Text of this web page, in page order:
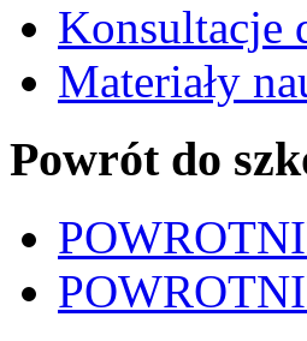
Konsultacje
Materiały
Powrót do